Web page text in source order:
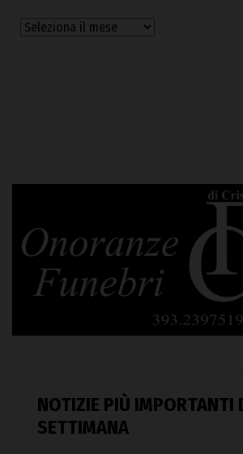
Archivi
NOTIZIE PIÙ IMPORTANTI
SETTIMANA